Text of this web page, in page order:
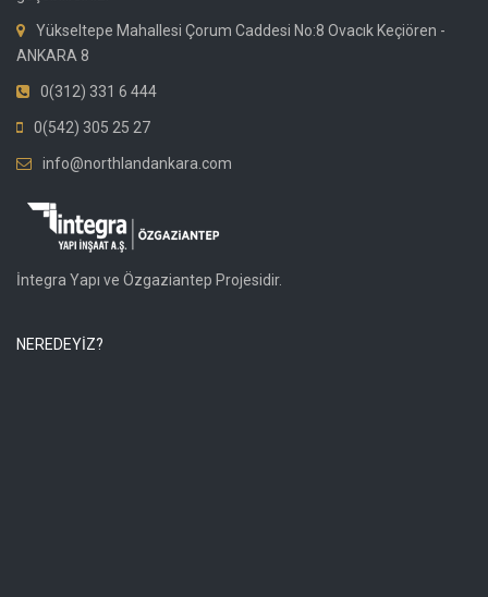
Yükseltepe Mahallesi Çorum Caddesi No:8 Ovacık Keçiören -
ANKARA 8
0(312) 331 6 444
0(542) 305 25 27
info@northlandankara.com
İntegra Yapı ve Özgaziantep Projesidir.
NEREDEYİZ?